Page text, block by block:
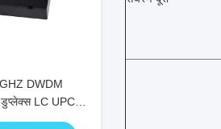
DWDM
LC UPC C